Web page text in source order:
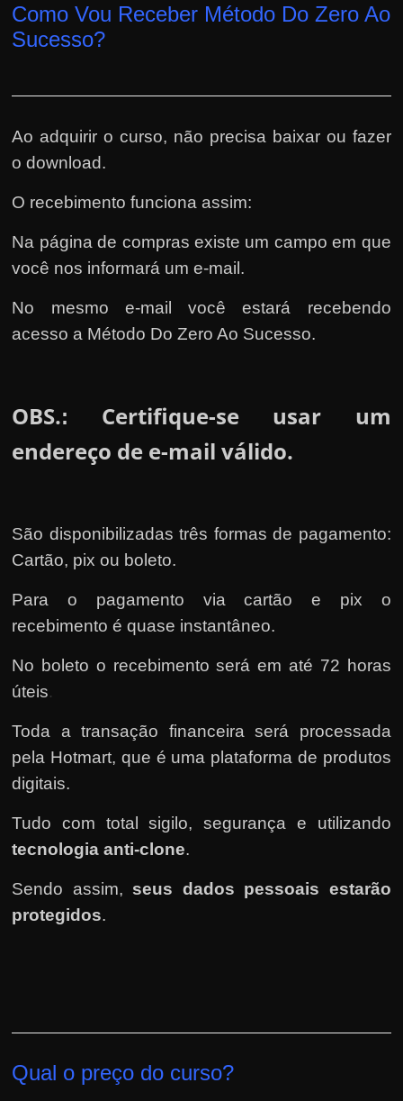
Como Vou Receber Método Do Zero Ao
Sucesso?
Ao adquirir o curso, não precisa baixar ou fazer
o download.
O recebimento funciona assim:
Na página de compras existe um campo em que
você nos informará um e-mail.
No mesmo e-mail você estará recebendo
acesso a Método Do Zero Ao Sucesso.
OBS.:
Certifique-se usar um
endereço de e-mail válido.
São disponibilizadas três formas de pagamento:
Cartão, pix ou boleto.
Para o pagamento via cartão e pix o
recebimento é quase instantâneo.
No boleto o recebimento será em até 72 horas
úteis.
Toda a transação financeira será processada
pela Hotmart, que é uma plataforma de produtos
digitais.
Tudo com total sigilo, segurança e utilizando
tecnologia anti-clone.
Sendo assim, seus dados pessoais estarão
protegidos.
Qual o preço do curso?